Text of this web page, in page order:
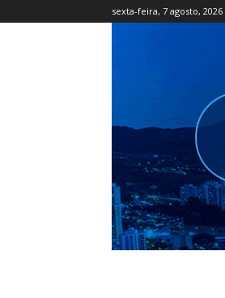
sexta-feira, 7 agosto, 2026